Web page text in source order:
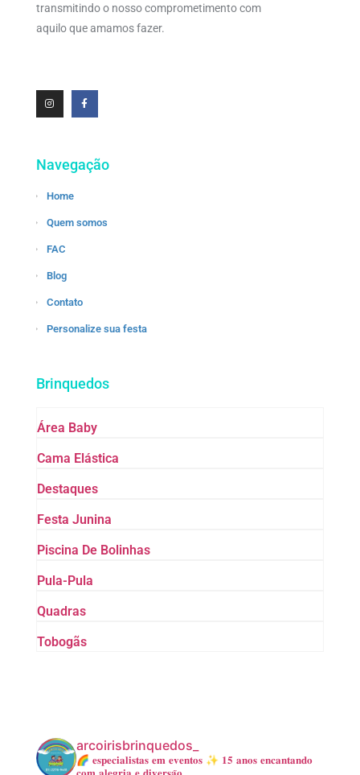
transmitindo o nosso comprometimento com
aquilo que amamos fazer.
Navegação
Home
Quem somos
FAC
Blog
Contato
Personalize sua festa
Brinquedos
Área Baby
Cama Elástica
Destaques
Festa Junina
Piscina De Bolinhas
Pula-Pula
Quadras
Tobogãs
arcoirisbrinquedos_
🌈 𝐞𝐬𝐩𝐞𝐜𝐢𝐚𝐥𝐢𝐬𝐭𝐚𝐬 𝐞𝐦 𝐞𝐯𝐞𝐧𝐭𝐨𝐬 ✨ 𝟏𝟓 𝐚𝐧𝐨𝐬 𝐞𝐧𝐜𝐚𝐧𝐭𝐚𝐧𝐝𝐨